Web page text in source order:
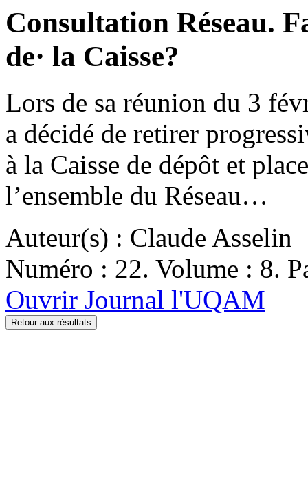
Consultation Réseau.
de· la Caisse?
Lors de sa réunion du 3
a décidé de retirer
à la Caisse de dépôt et
l’ensemble du Réseau…
Auteur(s) : Claude Asselin
Numéro : 22. Volume : 8.
Ouvrir Journal l'UQAM
Retour aux résultats